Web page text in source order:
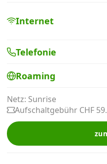
Handy-Abo
Internet, TV, Telefon
Internet
Telefonie
Roaming
Netz: Sunrise
Aufschaltgebühr CHF